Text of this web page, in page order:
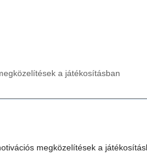
a játékosításban
megközelítések a